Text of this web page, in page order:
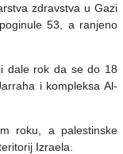
zdravstva u Gazi
53, a ranjeno
dale rok da se do 18
i kompleksa Al-
roku, a palestinske
Izraela.